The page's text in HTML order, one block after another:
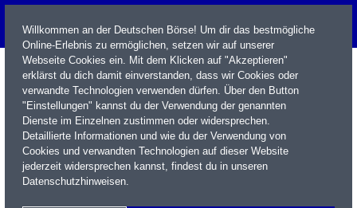
Name / WKN / ISIN / Kürzel
Willkommen an der Deutschen Börse! Um dir das bestmögliche
Online-Erlebnis zu ermöglichen, setzen wir auf unserer
Webseite Cookies ein. Mit dem Klicken auf "Akzeptieren"
erklärst du dich damit einverstanden, dass wir Cookies oder
verwandte Technologien verwenden dürfen. Über den Button
"Einstellungen" kannst du der Verwendung der genannten
Dienste im Einzelnen zustimmen oder widersprechen.
Detaillierte Informationen und wie du der Verwendung von
Cookies und verwandten Technologien auf dieser Website
jederzeit widersprechen kannst, findest du in unseren
Datenschutzhinweisen.